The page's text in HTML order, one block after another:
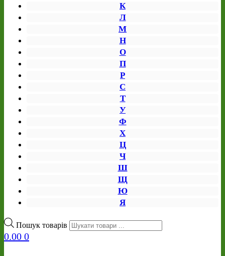
К
Л
М
Н
О
П
Р
С
Т
У
Ф
Х
Ц
Ч
Ш
Щ
Ю
Я
Пошук товарів
0.00 0